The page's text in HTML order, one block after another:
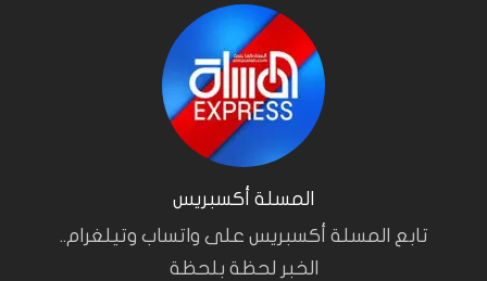
المسلة أكسبريس
تابع المسلة أكسبريس على واتساب وتيلغرام..
الخبر لحظة بلحظة